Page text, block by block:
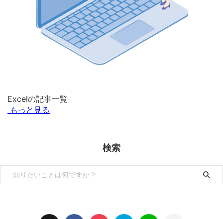
Excelの記事一覧
もっと見る
検索